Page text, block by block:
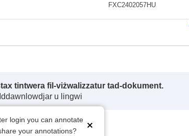
FXC2402057HU
tintwera fil-viżwalizzatur tad-dokument.
u lingwi
login you can annotate
your annotations?